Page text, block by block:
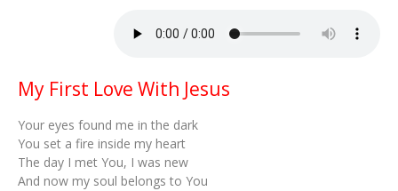
My First Love With Jesus
Your eyes found me in the dark
You set a fire inside my heart
The day I met You, I was new
And now my soul belongs to You